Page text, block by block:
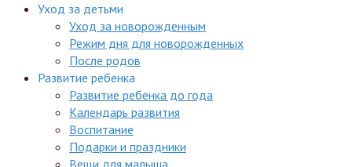
Уход за детьми
Уход за новорожденным
Режим дня для новорожденных
После родов
Развитие ребенка
Развитие ребенка до года
Календарь развития
Воспитание
Подарки и праздники